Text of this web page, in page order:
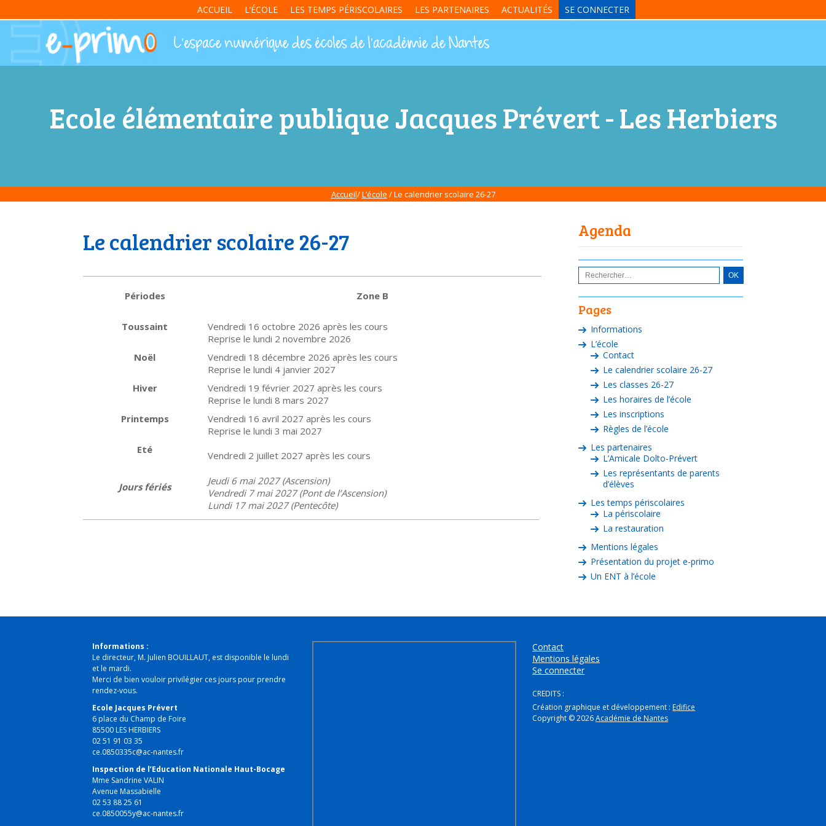
ACCUEIL L’ÉCOLE LES TEMPS PÉRISCOLAIRES LES PARTENAIRES ACTUALITÉS SE CONNECTER
Ecole élémentaire publique Jacques Prévert - Les Herbiers
Accueil/L’école / Le calendrier scolaire 26-27
Le calendrier scolaire 26-27
Périodes Zone B
Toussaint
Vendredi 16 octobre 2026 après les cours
Reprise le lundi 2 novembre 2026
Noël
Vendredi 18 décembre 2026 après les cours
Reprise le lundi 4 janvier 2027
Hiver
Vendredi 19 février 2027 après les cours
Reprise le lundi 8 mars 2027
Printemps
Vendredi 16 avril 2027 après les cours
Reprise le lundi 3 mai 2027
Eté
Vendredi 2 juillet 2027 après les cours
Jours fériés
Jeudi 6 mai 2027 (Ascension)
Vendredi 7 mai 2027 (Pont de l’Ascension)
Lundi 17 mai 2027 (Pentecôte)
Agenda
Pages
Informations
L’école
Contact
Le calendrier scolaire 26-27
Les classes 26-27
Les horaires de l’école
Les inscriptions
Règles de l’école
Les partenaires
L’Amicale Dolto-Prévert
Les représentants de parents
d’élèves
Les temps périscolaires
La périscolaire
La restauration
Mentions légales
Présentation du projet e-primo
Un ENT à l’école
Informations :
Le directeur, M. Julien BOUILLAUT, est disponible le lundi
et le mardi.
Merci de bien vouloir privilégier ces jours pour prendre
rendez-vous.
Ecole Jacques Prévert
6 place du Champ de Foire
85500 LES HERBIERS
02 51 91 03 35
ce.0850335c@ac-nantes.fr
Inspection de l’Education Nationale Haut-Bocage
Mme Sandrine VALIN
Avenue Massabielle
02 53 88 25 61
ce.0850055y@ac-nantes.fr
Contact
Mentions légales
Se connecter
CREDITS :
Création graphique et développement :Edifice
Copyright © 2026Académie de Nantes